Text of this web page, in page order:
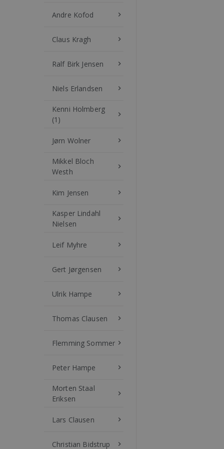
Andre Kofod keyboard_arrow_right
Claus Kragh keyboard_arrow_right
Ralf Birk Jensen keyboard_arrow_right
Niels Erlandsen keyboard_arrow_right
Kenni Holmberg
(1)
keyboard_arrow_right
Jørn Wolner keyboard_arrow_right
Mikkel Bloch
Westh
keyboard_arrow_right
Kim Jensen keyboard_arrow_right
Kasper Lindahl
Nielsen
keyboard_arrow_right
Leif Myhre keyboard_arrow_right
Gert Jørgensen keyboard_arrow_right
Ulrik Hampe keyboard_arrow_right
Thomas Clausen keyboard_arrow_right
Flemming Sommer keyboard_arrow_right
Peter Hampe keyboard_arrow_right
Morten Staal
Eriksen
keyboard_arrow_right
Lars Clausen keyboard_arrow_right
Christian Bidstrup keyboard_arrow_right